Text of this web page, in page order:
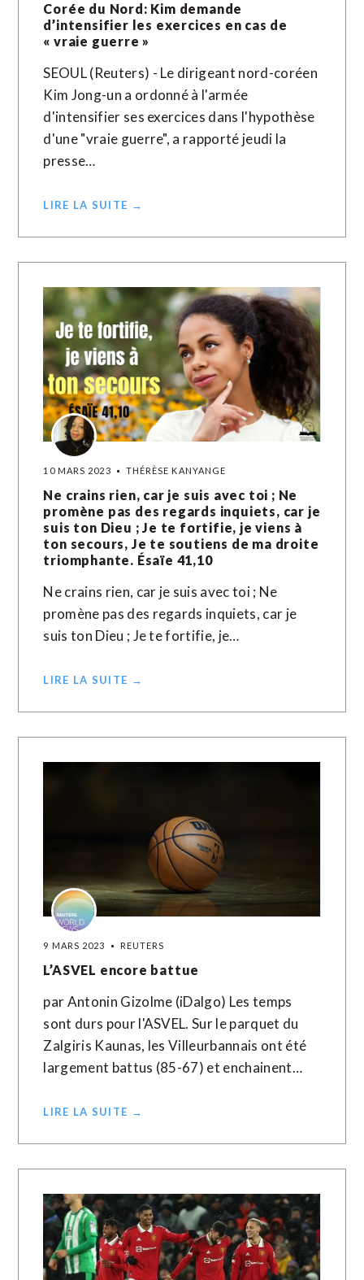
Corée du Nord: Kim demande
d’intensifier les exercices en cas de
« vraie guerre »
SEOUL (Reuters) - Le dirigeant nord-coréen
Kim Jong-un a ordonné à l'armée
d'intensifier ses exercices dans l'hypothèse
d'une "vraie guerre", a rapporté jeudi la
presse…
LIRE LA SUITE →
10 MARS 2023 THÉRÈSE KANYANGE
Ne crains rien, car je suis avec toi ; Ne
promène pas des regards inquiets, car je
suis ton Dieu ; Je te fortifie, je viens à
ton secours, Je te soutiens de ma droite
triomphante. Ésaïe 41,10
Ne crains rien, car je suis avec toi ; Ne
promène pas des regards inquiets, car je
suis ton Dieu ; Je te fortifie, je…
LIRE LA SUITE →
9 MARS 2023 REUTERS
L’ASVEL encore battue
par Antonin Gizolme (iDalgo) Les temps
sont durs pour l'ASVEL. Sur le parquet du
Zalgiris Kaunas, les Villeurbannais ont été
largement battus (85-67) et enchainent…
LIRE LA SUITE →